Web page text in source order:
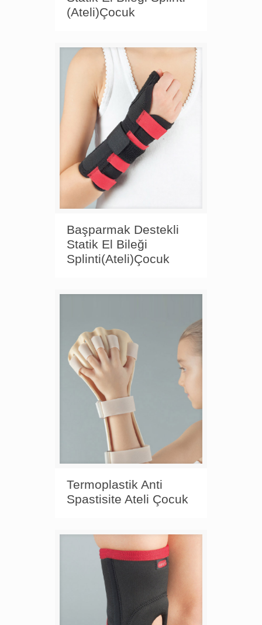
(Ateli)Çocuk
Başparmak Destekli
Statik El Bileği
Splinti(Ateli)Çocuk
Termoplastik Anti
Spastisite Ateli Çocuk